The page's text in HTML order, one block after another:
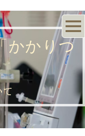
かかりつ
て